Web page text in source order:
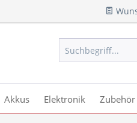
Akkus Elektronik Zubehör